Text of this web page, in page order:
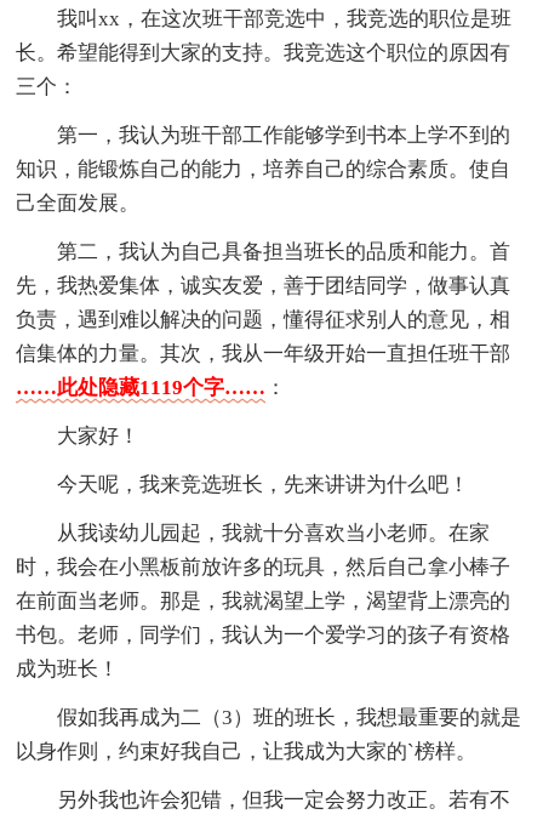
我叫xx，在这次班干部竞选中，我竞选的职位是班
长。希望能得到大家的支持。我竞选这个职位的原因有
三个：
第一，我认为班干部工作能够学到书本上学不到的
知识，能锻炼自己的能力，培养自己的综合素质。使自
己全面发展。
第二，我认为自己具备担当班长的品质和能力。首
先，我热爱集体，诚实友爱，善于团结同学，做事认真
负责，遇到难以解决的问题，懂得征求别人的意见，相
信集体的力量。其次，我从一年级开始一直担任班干部
……此处隐藏1119个字…… ：
大家好！
今天呢，我来竞选班长，先来讲讲为什么吧！
从我读幼儿园起，我就十分喜欢当小老师。在家
时，我会在小黑板前放许多的玩具，然后自己拿小棒子
在前面当老师。那是，我就渴望上学，渴望背上漂亮的
书包。老师，同学们，我认为一个爱学习的孩子有资格
成为班长！
假如我再成为二（3）班的班长，我想最重要的就是
以身作则，约束好我自己，让我成为大家的`榜样。
另外我也许会犯错，但我一定会努力改正。若有不